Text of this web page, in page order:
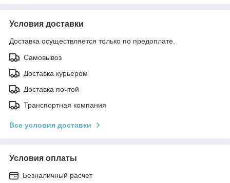
Условия доставки
Доставка осуществляется только по предоплате.
Самовывоз
Доставка курьером
Доставка почтой
Транспортная компания
Все условия доставки
Условия оплаты
Безналичный расчет